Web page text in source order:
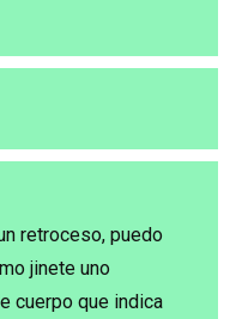
retroceso, puedo
jinete uno
cuerpo que indica